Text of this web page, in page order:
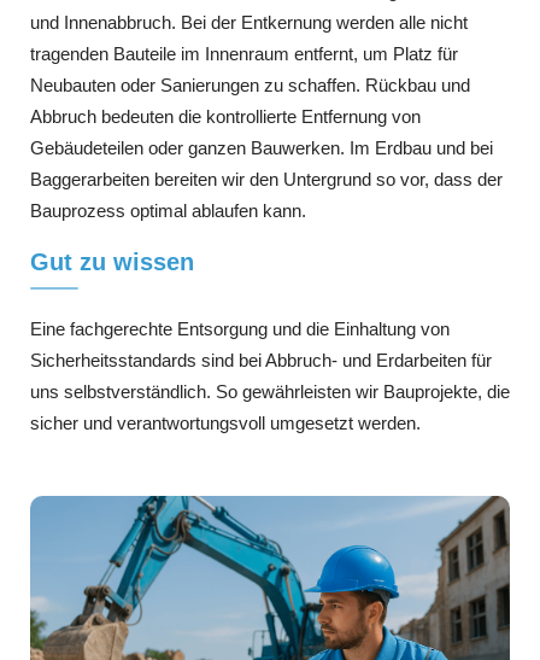
und Innenabbruch. Bei der Entkernung werden alle nicht
tragenden Bauteile im Innenraum entfernt, um Platz für
Neubauten oder Sanierungen zu schaffen. Rückbau und
Abbruch bedeuten die kontrollierte Entfernung von
Gebäudeteilen oder ganzen Bauwerken. Im Erdbau und bei
Baggerarbeiten bereiten wir den Untergrund so vor, dass der
Bauprozess optimal ablaufen kann.
Gut zu wissen
Eine fachgerechte Entsorgung und die Einhaltung von
Sicherheitsstandards sind bei Abbruch- und Erdarbeiten für
uns selbstverständlich. So gewährleisten wir Bauprojekte, die
sicher und verantwortungsvoll umgesetzt werden.